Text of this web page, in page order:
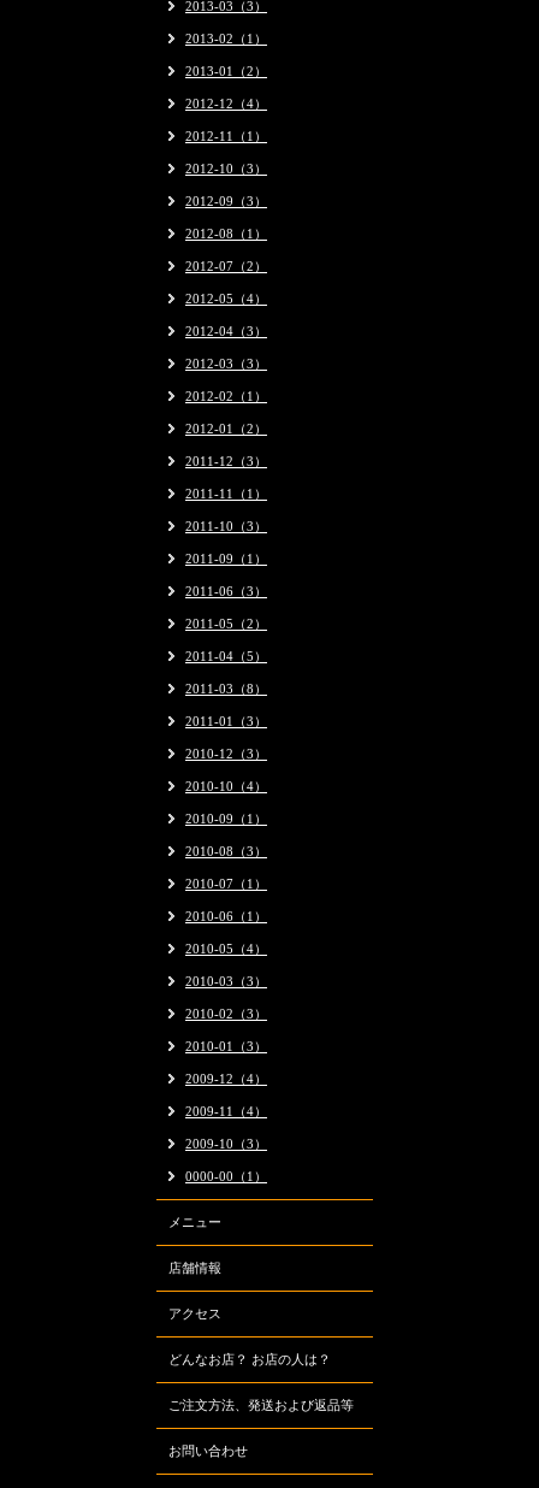
2013-03（3）
2013-02（1）
2013-01（2）
2012-12（4）
2012-11（1）
2012-10（3）
2012-09（3）
2012-08（1）
2012-07（2）
2012-05（4）
2012-04（3）
2012-03（3）
2012-02（1）
2012-01（2）
2011-12（3）
2011-11（1）
2011-10（3）
2011-09（1）
2011-06（3）
2011-05（2）
2011-04（5）
2011-03（8）
2011-01（3）
2010-12（3）
2010-10（4）
2010-09（1）
2010-08（3）
2010-07（1）
2010-06（1）
2010-05（4）
2010-03（3）
2010-02（3）
2010-01（3）
2009-12（4）
2009-11（4）
2009-10（3）
0000-00（1）
メニュー
店舗情報
アクセス
どんなお店？ お店の人は？
ご注文方法、発送および返品等
お問い合わせ